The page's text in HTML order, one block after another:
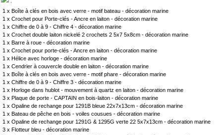
1 x Boîte à clés en bois avec verre - motif bateau - décoration marine
1 x Crochet pour Porte-clés - Ancre en laiton - décoration marine
1 x Chiffre de 0 à 9 - Chiffre 4 - décoration marine
1 x Crochet double laiton nickelé 2 crochets 2 5x7 5x8cm - décoration marine
1 x Barre à roue - décoration marine
1 x Crochet pour porte-clés - Ancre en laiton - décoration marine
1 x Hélice avec horloge - décoration marine
1 x Cendrier à couvercle double en laiton - décoration marine
1 x Boîte à clés en bois avec verre - motif phare - décoration marine
1 x Chiffre de 0 à 9 - Chiffre 3 - décoration marine
1 x Horloge dans hublot - mouvement à quartz en laiton - décoration marine
3 x Plaque de porte - CAPTAIN en bois-laiton - décoration marine
1 x Opaline de rechange pour 1291B bleue 22x7x13cm - décoration marine
1 x Bateau de pêche en bois - voiles cousues - décoration marine
1 x Opaline de rechange pour 1291G & 1295G verte 22 5x7x13cm - décoration marine
3 x Flotteur bleu - décoration marine